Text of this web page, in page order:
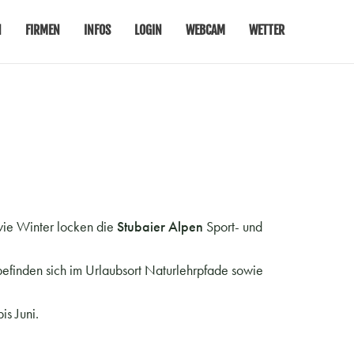
FIRMEN INFOS LOGIN WEBCAM WETTER
Winter locken die Stubaier Alpen Sport- und
sich im Urlaubsort Naturlehrpfade sowie
Juni.